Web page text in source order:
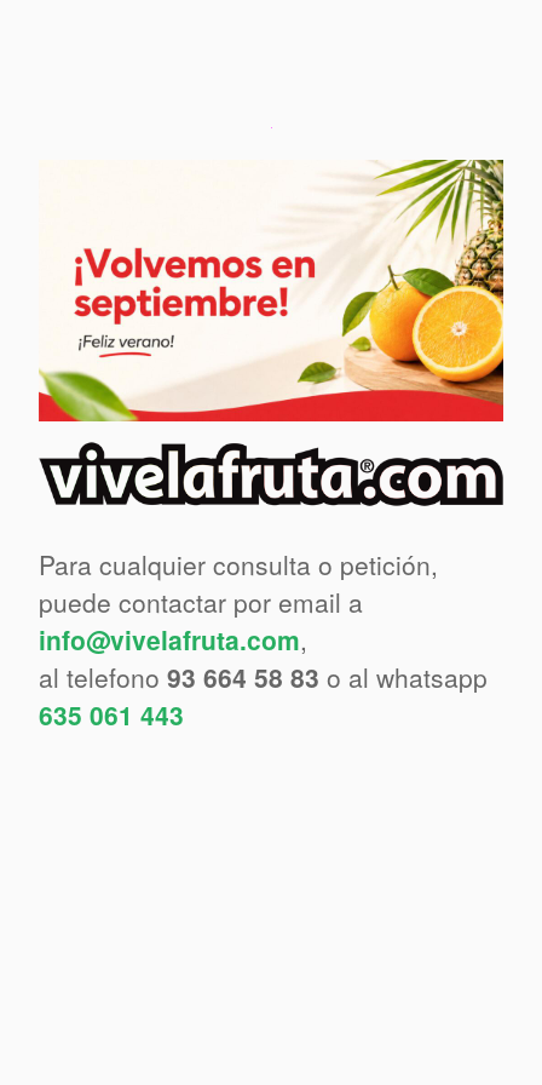
Para cualquier consulta o petición,
puede contactar por email a
info@vivelafruta.com,
al telefono 93 664 58 83 o al whatsapp
635 061 443